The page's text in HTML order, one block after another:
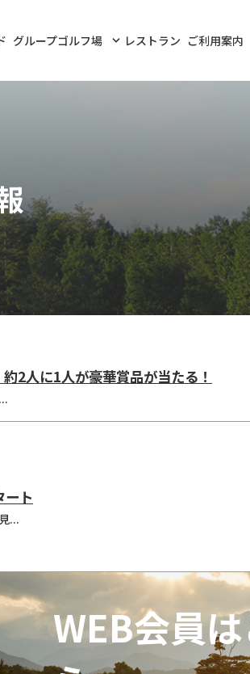
グループゴルフ場 レストラン ご利用案内
2人に1人が豪華賞品が当たる！
次回 ！ 8/31（月）開催 先着順！ 約2人に1人が豪華賞品が当たる！ ...
ート
致します。 恒例の早朝スルー 妙見...